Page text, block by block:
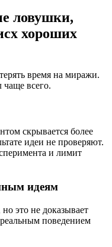
ловушки,
хороших
время на миражи.
всего.
скрывается более
идеи не проверяют.
и лимит
идеям
это не доказывает
поведением